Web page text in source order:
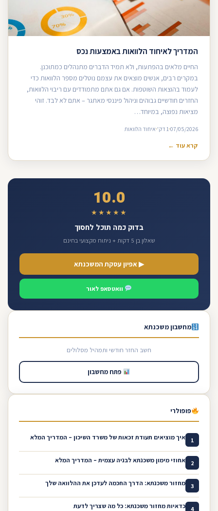
המדריך לאיחוד הלוואות באמצעות נכס
החיים מלאים בהפתעות, ולא תמיד הדברים מתנהלים כמתוכנן.
במקרים רבים, אנשים מוצאים את עצמם נוטלים מספר הלוואות כדי
לעמוד בהוצאות השוטפות. אם גם אתם מתמודדים עם ריבוי הלוואות,
החזרים חודשיים גבוהים וניהול פיננסי מאתגר – אתם לא לבד. זוהי
מציאות נפוצה, במיוחד…
07/05/2026 1 דק' איחוד הלוואות
קרא עוד ←
10.0
★★★★★
בדוק כמה תוכל לחסוך
שאלון בן 5 דקות + ניתוח מקצועי בחינם
▶ אפיון עסקת המשכנתא
וואטסאפ לאור
מחשבון משכנתא
חשב החזר חודשי ותמהיל מסלולים
פתח מחשבון
פופולרי
1 איך מוציאים תעודת זכאות של משרד השיכון – המדריך המלא
2 אחוזי מימון משכנתא לבניה עצמית – המדריך המלא
3 מחזור משכנתא: הדרך החכמה לעדכן את ההלוואה שלך
4 כדאיות מחזור משכנתא: כל מה שצריך לדעת